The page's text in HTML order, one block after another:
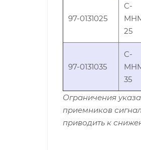
97-0131025
C-
25
97-0131035
C-
35
Ограничения
приемников
приводить к